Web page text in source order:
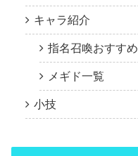
キャラ紹介
指名召喚おすすめ
メギド一覧
小技